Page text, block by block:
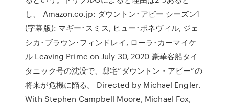
し、 Amazon.co.jp: ダウントン･アビー シーズン1
(字幕版): マギー･スミス, ヒュー･ボネヴィル, ジェ
シカ･ブラウン･フィンドレイ, ローラ･カーマイケ
ル Leaving Prime on July 30, 2020 豪華客船タイ
タニック号の沈没で、邸宅“ダウントン・アビー”の
将来が危機に陥る。 Directed by Michael Engler.
With Stephen Campbell Moore, Michael Fox,